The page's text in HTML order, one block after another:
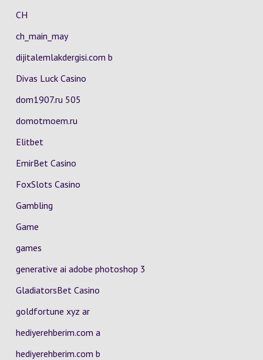
CH
ch_main_may
dijitalemlakdergisi.com b
Divas Luck Casino
dom1907.ru 505
domotmoem.ru
Elitbet
EmirBet Casino
FoxSlots Casino
Gambling
Game
games
generative ai adobe photoshop 3
GladiatorsBet Casino
goldfortune xyz ar
hediyerehberim.com a
hediyerehberim.com b